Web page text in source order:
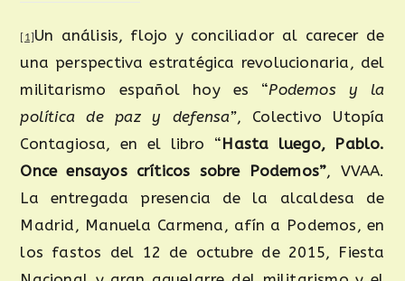
[1] Un análisis, flojo y conciliador al carecer de
una perspectiva estratégica revolucionaria, del
militarismo español hoy es “Podemos y la
política de paz y defensa”, Colectivo Utopía
Contagiosa, en el libro “Hasta luego, Pablo.
Once ensayos críticos sobre Podemos”, VVAA.
La entregada presencia de la alcaldesa de
Madrid, Manuela Carmena, afín a Podemos, en
los fastos del 12 de octubre de 2015, Fiesta